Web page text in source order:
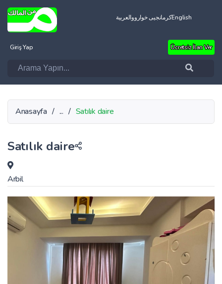
العربيةکرمانجیی خوارووEnglish
Giriş Yap Ücretsiz İlan Ver
Anasayfa / ... / Satılık daire
Satılık daire
Arbil